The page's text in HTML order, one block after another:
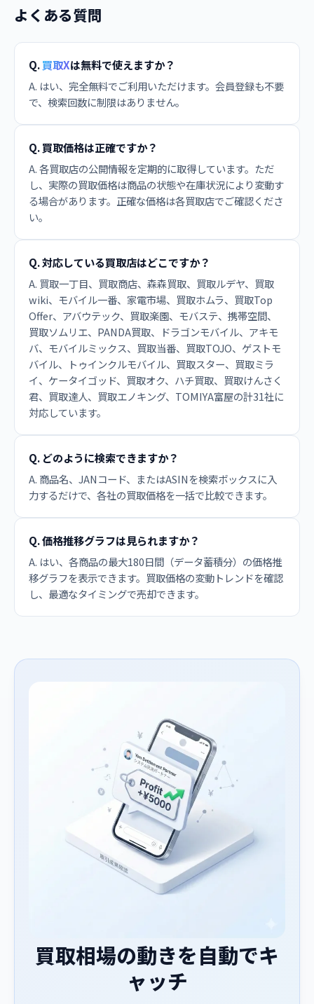
よくある質問
Q.買取Xは無料で使えますか？
A. はい、完全無料でご利用いただけます。会員登録も不要
で、検索回数に制限はありません。
Q. 買取価格は正確ですか？
A. 各買取店の公開情報を定期的に取得しています。ただ
し、実際の買取価格は商品の状態や在庫状況により変動す
る場合があります。正確な価格は各買取店でご確認くださ
い。
Q. 対応している買取店はどこですか？
A. 買取一丁目、買取商店、森森買取、買取ルデヤ、買取
wiki、モバイル一番、家電市場、買取ホムラ、買取Top
Offer、アバウテック、買取楽園、モバステ、携帯空間、
買取ソムリエ、PANDA買取、ドラゴンモバイル、アキモ
バ、モバイルミックス、買取当番、買取TOJO、ゲストモ
バイル、トゥインクルモバイル、買取スター、買取ミラ
イ、ケータイゴッド、買取オク、ハチ買取、買取けんさく
君、買取達人、買取エノキング、TOMIYA富屋の計31社に
対応しています。
Q. どのように検索できますか？
A. 商品名、JANコード、またはASINを検索ボックスに入
力するだけで、各社の買取価格を一括で比較できます。
Q. 価格推移グラフは見られますか？
A. はい、各商品の最大180日間（データ蓄積分）の価格推
移グラフを表示できます。買取価格の変動トレンドを確認
し、最適なタイミングで売却できます。
買取相場の動きを自動でキ
ャッチ